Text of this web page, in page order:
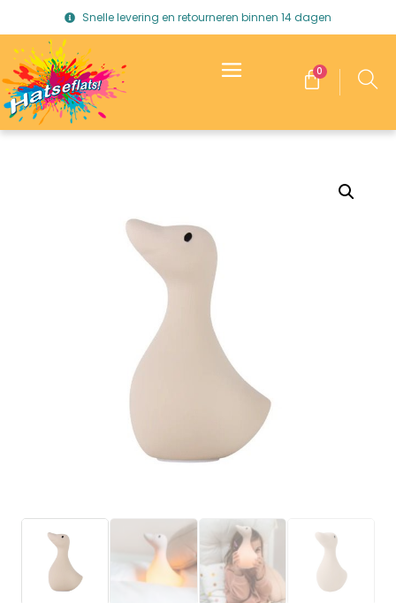
Snelle levering en retourneren binnen 14 dagen
0